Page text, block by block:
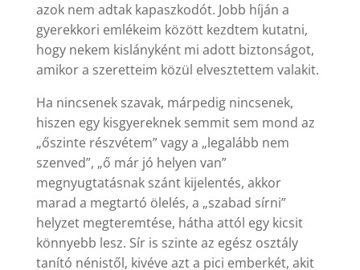
azok nem adtak kapaszkodót. Jobb híján a
gyerekkori emlékeim között kezdtem kutatni,
hogy nekem kislányként mi adott biztonságot,
amikor a szeretteim közül elvesztettem valakit.
Ha nincsenek szavak, márpedig nincsenek,
hiszen egy kisgyereknek semmit sem mond az
„őszinte részvétem” vagy a „legalább nem
szenved”, „ő már jó helyen van”
megnyugtatásnak szánt kijelentés, akkor
marad a megtartó ölelés, a „szabad sírni”
helyzet megteremtése, hátha attól egy kicsit
könnyebb lesz. Sír is szinte az egész osztály
tanító nénistől, kivéve azt a pici emberkét, akit